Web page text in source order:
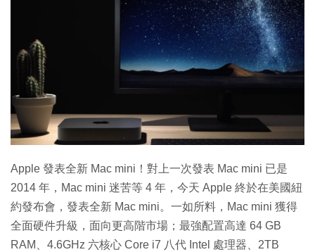
Enterprise Digital Transformation
特集
Apple 發表全新 Mac mini！對上一次發表 Mac mini 已是
2014 年，Mac mini 迷苦等 4 年，今天 Apple 終於在美國紐
約發布會，發表全新 Mac mini。一如所料，Mac mini 獲得
全面硬件升級，面向更高階市場；最強配置高達 64 GB
RAM、4.6GHz 六核心 Core i7 八代 Intel 處理器、2TB